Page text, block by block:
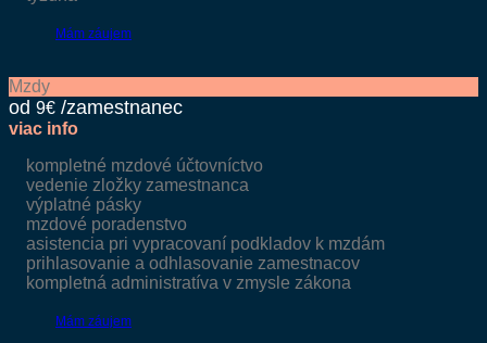
Mám záujem
Mzdy
9€
viac info
kompletné mzdové účtovníctvo
vedenie zložky zamestnanca
výplatné pásky
mzdové poradenstvo
asistencia pri vypracovaní podkladov k mzdám
prihlasovanie a odhlasovanie zamestnacov
kompletná administratíva v zmysle zákona
Mám záujem